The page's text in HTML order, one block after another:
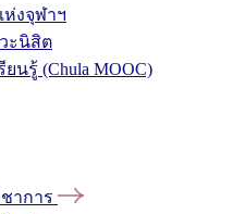
งจุฬาฯ
ะนิสิต
นรู้ (Chula MOOC)
าการ